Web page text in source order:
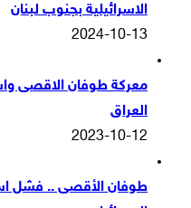
الاسرائيلية بجنوب لبنان
2024-10-13
معركة طوفان الاقصى
العراق
2023-10-12
طوفان الأقصى .. فشل